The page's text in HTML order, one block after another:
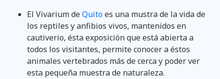
El Vivarium deQuitoes una mustra de la vida de
los reptiles y anfibios vivos, mantenidos en
cautiverio, ésta exposición que está abierta a
todos los visitantes, permite conocer a éstos
animales vertebrados más de cerca y poder ver
esta pequeña muestra de naturaleza.